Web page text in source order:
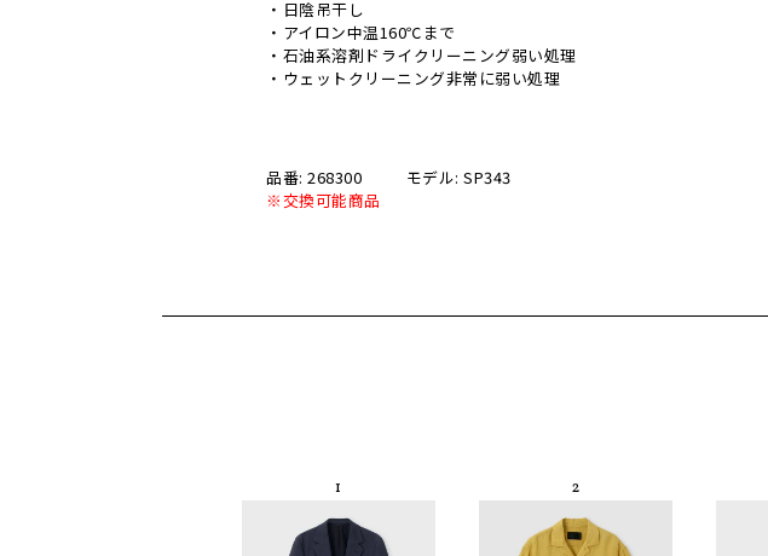
・日陰吊干し
・アイロン中温160℃まで
・石油系溶剤ドライクリーニング弱い処理
・ウェットクリーニング非常に弱い処理
品番: 268300
モデル: SP343
※交換可能商品